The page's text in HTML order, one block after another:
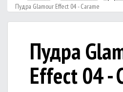
Пудра Glamour Effect 04 - Carame
Пудра
Effect 04 -